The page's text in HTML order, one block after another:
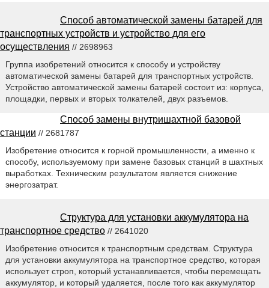
Способ автоматической замены батарей для
транспортных устройств и устройство для его
осуществления // 2698963
Группа изобретений относится к способу и устройству
автоматической замены батарей для транспортных устройств.
Устройство автоматической замены батарей состоит из: корпуса,
площадки, первых и вторых толкателей, двух разъемов.
Способ замены внутришахтной базовой
станции // 2681787
Изобретение относится к горной промышленности, а именно к
способу, используемому при замене базовых станций в шахтных
выработках. Техническим результатом является снижение
энергозатрат.
Структура для установки аккумулятора на
транспортное средство // 2641020
Изобретение относится к транспортным средствам. Структура
для установки аккумулятора на транспортное средство, которая
использует строп, который устанавливается, чтобы перемещать
аккумулятор, и который удаляется, после того как аккумулятор